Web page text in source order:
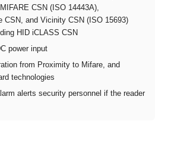
CSN (ISO 14443A),
CSN, and Vicinity CSN (ISO 15693)
HID iCLASS CSN
power input
from Proximity to Mifare, and
technologies
alerts security personnel if the reader